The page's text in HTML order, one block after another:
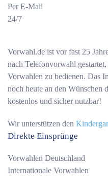
Per E-Mail
24/7
Vorwahl.de ist vor fast 25
nach Telefonvorwahl
Vorwahlen zu bedienen. Das
noch heute an den Wünschen
kostenlos und sicher nutzbar!
Wir unterstützen den
Direkte Einsprünge
Vorwahlen Deutschland
Internationale Vorwahlen